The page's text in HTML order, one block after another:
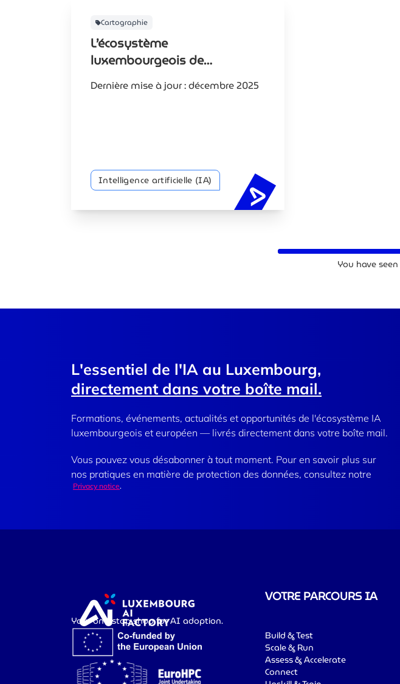
Cartographie
L’écosystème
luxembourgeois de
l’intelligence artificielle
Dernière mise à jour : décembre 2025
Intelligence artificielle (IA)
You have seen
L'essentiel de l'IA au Luxembourg,
directement dans votre boîte mail.
Formations, événements, actualités et opportunités de l'écosystème IA
luxembourgeois et européen — livrés directement dans votre boîte mail.
Vous pouvez vous désabonner à tout moment. Pour en savoir plus sur
nos pratiques en matière de protection des données, consultez notre
Privacy notice.
Your one-stop shop for AI adoption.
VOTRE PARCOURS IA
Build & Test
Scale & Run
Assess & Accelerate
Connect